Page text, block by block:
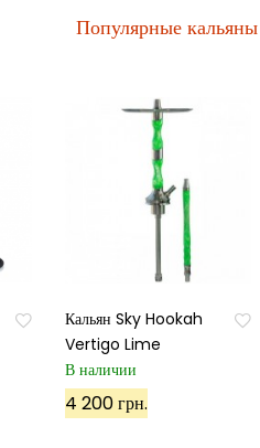
Популярные кальяны
Кальян Sky Hookah
Vertigo Lime
В наличии
4 200 грн.